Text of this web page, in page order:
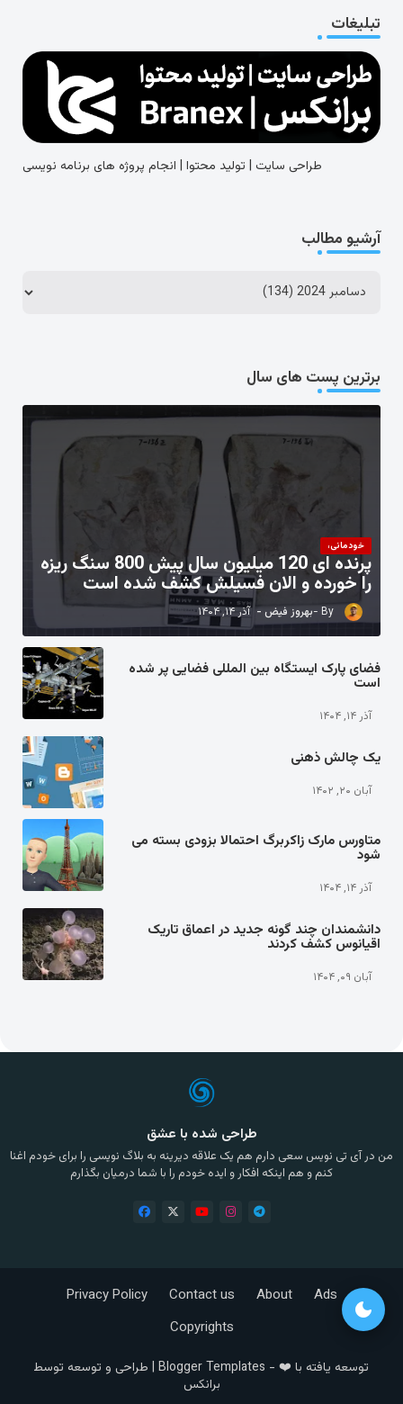
تبلیغات
طراحی سایت | تولید محتوا | انجام پروژه های برنامه نویسی
آرشیو مطالب
برترین پست های سال
خودمانی،
پرنده ای 120 میلیون سال پیش 800 سنگ ریزه
را خورده و الان فسیلش کشف شده است
بهروز فیض آذر ۱۴, ۱۴۰۴
فضای پارک ایستگاه بین المللی فضایی پر شده
است
آذر ۱۴, ۱۴۰۴
یک چالش ذهنی
آبان ۲۰, ۱۴۰۲
متاورس مارک زاکربرگ احتمالا بزودی بسته می
شود
آذر ۱۴, ۱۴۰۴
دانشمندان چند گونه جدید در اعماق تاریک
اقیانوس کشف کردند
آبان ۰۹, ۱۴۰۴
طراحی شده با عشق
من در آی تی نویس سعی دارم هم یک علاقه دیرینه به بلاگ نویسی را برای خودم اغنا
کنم و هم اینکه افکار و ایده خودم را با شما درمیان بگذارم
توسعه یافته با ❤️ - Blogger Templates | طراحی و توسعه توسط
برانکس
Ads
About
Contact us
Privacy Policy
Copyrights
dark_mode